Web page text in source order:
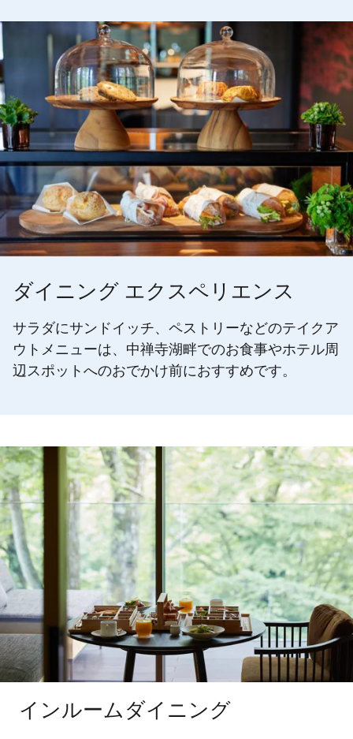
ダイニング エクスペリエンス
サラダにサンドイッチ、ペストリーなどのテイクア
ウトメニューは、中禅寺湖畔でのお食事やホテル周
辺スポットへのおでかけ前におすすめです。
インルームダイニング